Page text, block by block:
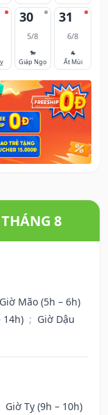
30
5/8
🐎
Giáp Ngọ
31
6/8
🐐
Ất Mùi
8
Giờ Mão (5h – 6h)
14h) ; Giờ Dậu
Giờ Tỵ (9h – 10h)